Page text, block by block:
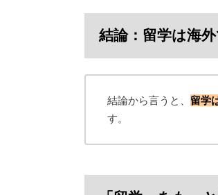
結論：留学は海
結論から言うと、 留学
す。